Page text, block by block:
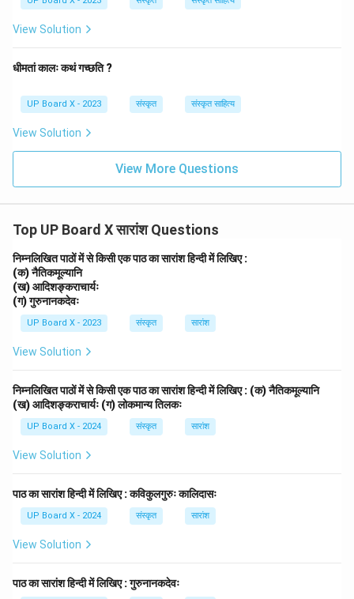
View Solution
धीमतां कालः कथं गच्छति ?
UP Board X - 2023 संस्कृत संस्कृत साहित्य
View Solution
View More Questions
Top UP Board X सारांश Questions
निम्नलिखित पाठों में से किसी एक पाठ का सारांश हिन्दी में लिखिए :
(क) नैतिकमूल्यानि
(ख) आदिशङ्कराचार्यः
(ग) गुरुनानकदेवः
UP Board X - 2023 संस्कृत सारांश
View Solution
निम्नलिखित पाठों में से किसी एक पाठ का सारांश हिन्दी में लिखिए : (क) नैतिकमूल्यानि
(ख) आदिशङ्कराचार्यः (ग) लोकमान्य तिलकः
UP Board X - 2024 संस्कृत सारांश
View Solution
पाठ का सारांश हिन्दी में लिखिए : कविकुलगुरुः कालिदासः
UP Board X - 2024 संस्कृत सारांश
View Solution
पाठ का सारांश हिन्दी में लिखिए : गुरुनानकदेवः